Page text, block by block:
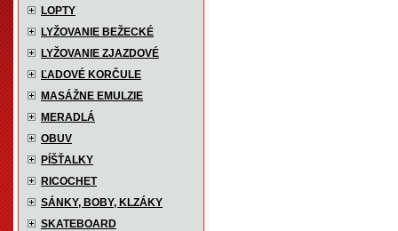
LOPTY
LYŽOVANIE BEŽECKÉ
LYŽOVANIE ZJAZDOVÉ
ĽADOVÉ KORČULE
MASÁŽNE EMULZIE
MERADLÁ
OBUV
PÍŠŤALKY
RICOCHET
SÁNKY, BOBY, KLZÁKY
SKATEBOARD